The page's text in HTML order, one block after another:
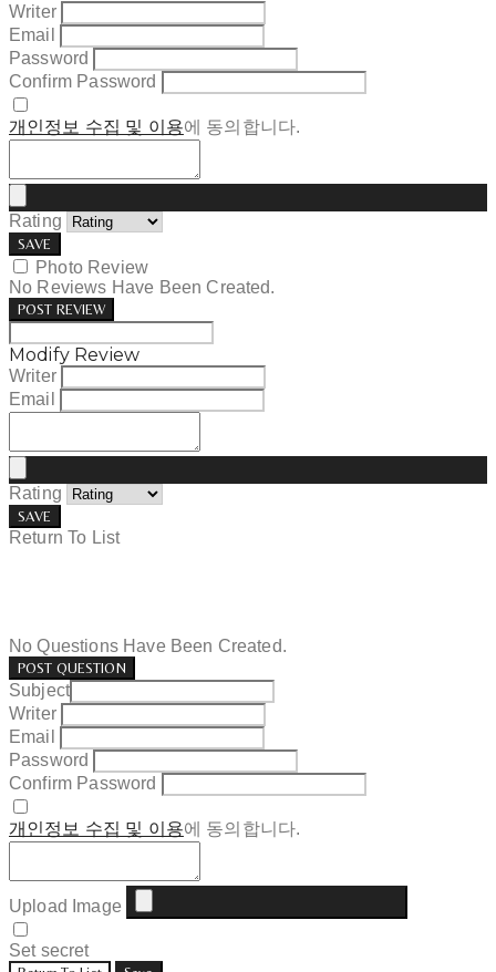
Writer
Email
Password
Confirm Password
개인정보 수집 및 이용에 동의합니다.
Rating
SAVE
Photo Review
No Reviews Have Been Created.
POST REVIEW
Modify Review
Writer
Email
Rating
SAVE
Return To List
No Questions Have Been Created.
POST QUESTION
Subject
Writer
Email
Password
Confirm Password
개인정보 수집 및 이용에 동의합니다.
Upload Image
Set secret